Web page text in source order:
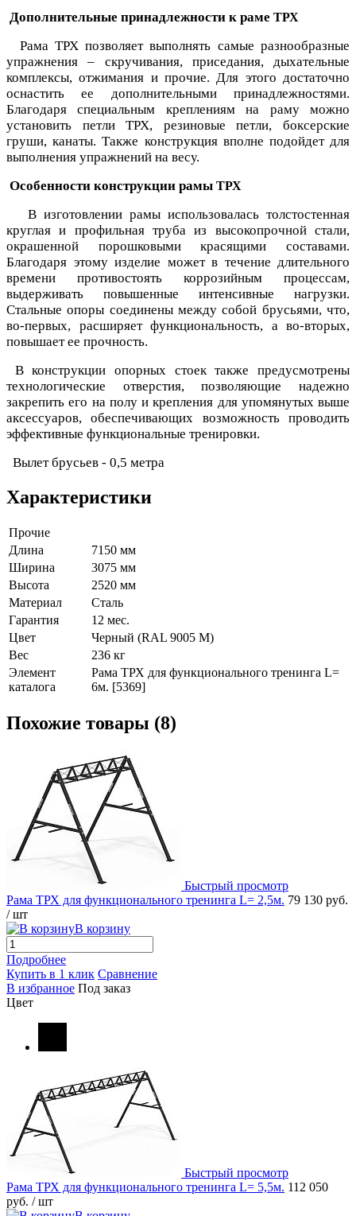
Дополнительные принадлежности к раме ТРХ
Рама ТРХ позволяет выполнять самые разнообразные
упражнения – скручивания, приседания, дыхательные
комплексы, отжимания и прочие. Для этого достаточно
оснастить ее дополнительными принадлежностями.
Благодаря специальным креплениям на раму можно
установить петли ТРХ, резиновые петли, боксерские
груши, канаты. Также конструкция вполне подойдет для
выполнения упражнений на весу.
Особенности конструкции рамы ТРХ
В изготовлении рамы использовалась толстостенная
круглая и профильная труба из высокопрочной стали,
окрашенной порошковыми красящими составами.
Благодаря этому изделие может в течение длительного
времени противостоять коррозийным процессам,
выдерживать повышенные интенсивные нагрузки.
Стальные опоры соединены между собой брусьями, что,
во-первых, расширяет функциональность, а во-вторых,
повышает ее прочность.
В конструкции опорных стоек также предусмотрены
технологические отверстия, позволяющие надежно
закрепить его на полу и крепления для упомянутых выше
аксессуаров, обеспечивающих возможность проводить
эффективные функциональные тренировки.
Вылет брусьев - 0,5 метра
Характеристики
Прочие
Длина
7150 мм
Ширина
3075 мм
Высота
2520 мм
Материал
Сталь
Гарантия
12 мес.
Цвет
Черный (RAL 9005 М)
Вес
236 кг
Элемент
каталога
Рама ТРХ для функционального тренинга L=
6м. [5369]
Похожие товары (8)
Быстрый просмотр
Рама ТРХ для функционального тренинга L= 2,5м. 79 130 руб.
/ шт
В корзину
Подробнее
Купить в 1 клик Сравнение
В избранное Под заказ
Цвет
Быстрый просмотр
Рама ТРХ для функционального тренинга L= 5,5м. 112 050
руб. / шт